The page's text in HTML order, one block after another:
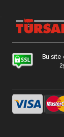
Bu